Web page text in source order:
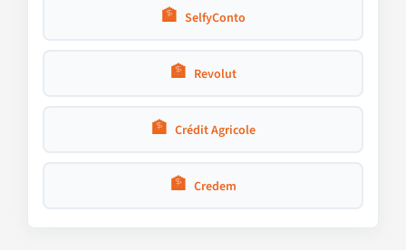
🏦 SelfyConto
🏦 Revolut
🏦 Crédit Agricole
🏦 Credem